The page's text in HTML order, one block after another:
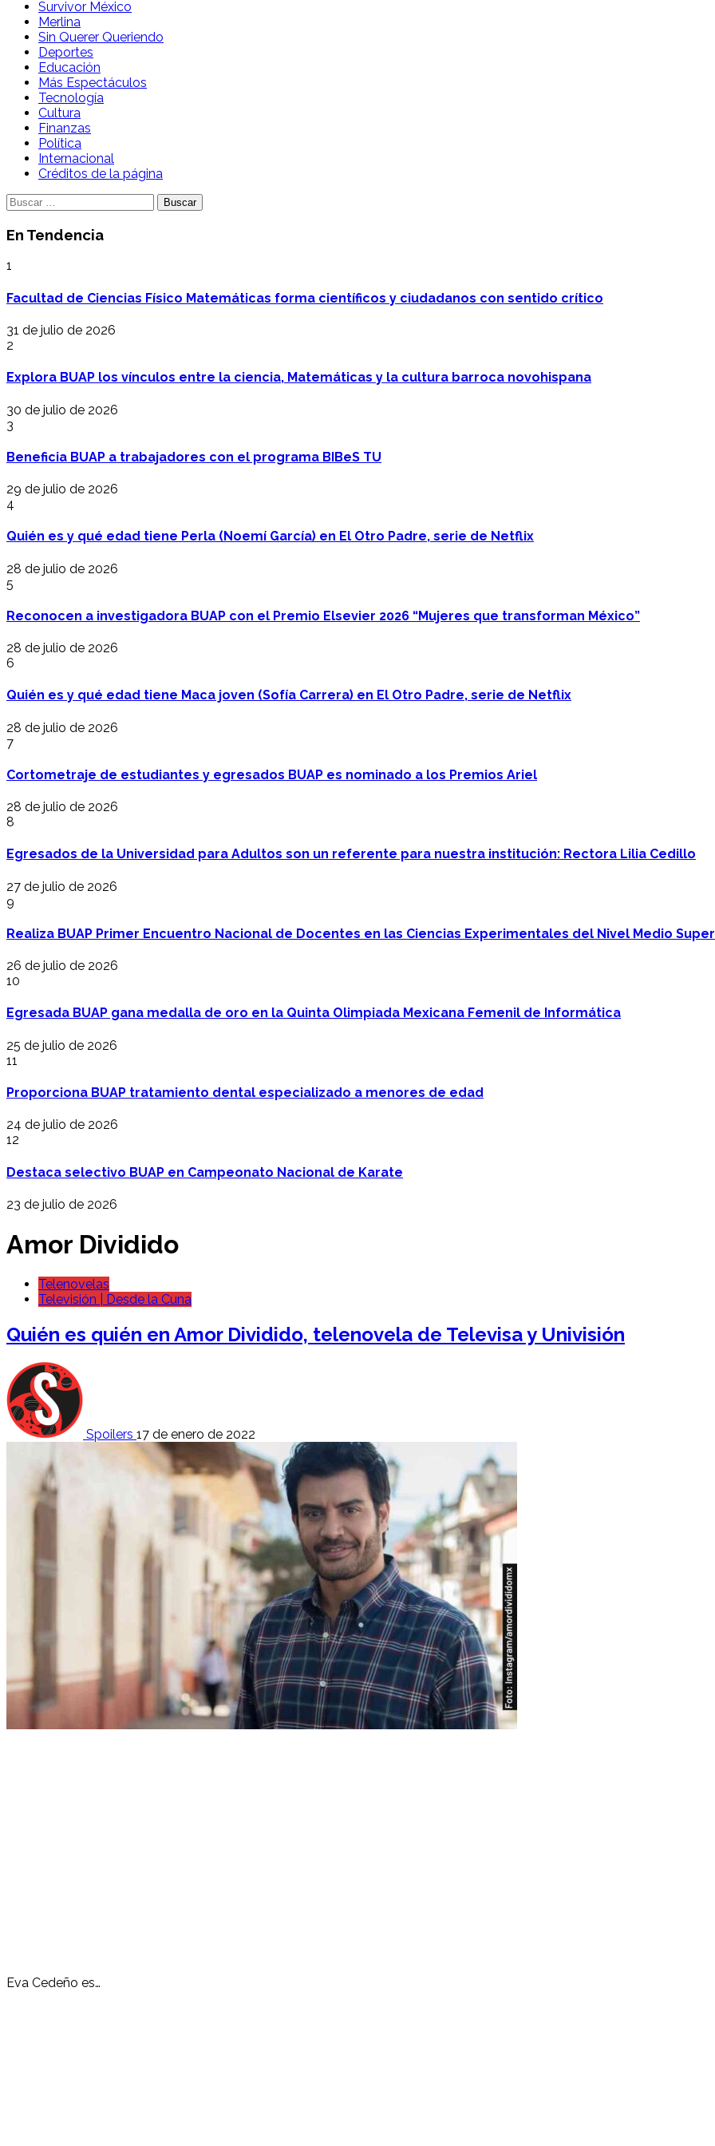
Survivor México
Merlina
Sin Querer Queriendo
Deportes
Educación
Más Espectáculos
Tecnología
Cultura
Finanzas
Política
Internacional
Créditos de la página
Buscar:
En Tendencia
1
Facultad de Ciencias Físico Matemáticas forma científicos y ciudadanos con sentido crítico
31 de julio de 2026
2
Explora BUAP los vínculos entre la ciencia, Matemáticas y la cultura barroca novohispana
30 de julio de 2026
3
Beneficia BUAP a trabajadores con el programa BIBeS TU
29 de julio de 2026
4
Quién es y qué edad tiene Perla (Noemí García) en El Otro Padre, serie de Netflix
28 de julio de 2026
5
Reconocen a investigadora BUAP con el Premio Elsevier 2026 “Mujeres que transforman México”
28 de julio de 2026
6
Quién es y qué edad tiene Maca joven (Sofía Carrera) en El Otro Padre, serie de Netflix
28 de julio de 2026
7
Cortometraje de estudiantes y egresados BUAP es nominado a los Premios Ariel
28 de julio de 2026
8
Egresados de la Universidad para Adultos son un referente para nuestra institución: Rectora Lilia Cedillo
27 de julio de 2026
9
Realiza BUAP Primer Encuentro Nacional de Docentes en las Ciencias Experimentales del Nivel Medio
26 de julio de 2026
10
Egresada BUAP gana medalla de oro en la Quinta Olimpiada Mexicana Femenil de Informática
25 de julio de 2026
11
Proporciona BUAP tratamiento dental especializado a menores de edad
24 de julio de 2026
12
Destaca selectivo BUAP en Campeonato Nacional de Karate
23 de julio de 2026
Amor Dividido
Telenovelas
Televisión | Desde la Cuna
Quién es quién en Amor Dividido, telenovela de Televisa y Univisión
Spoilers 17 de enero de 2022
Eva Cedeño es…